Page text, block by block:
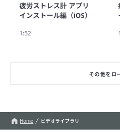
疲労ストレス計 アプリ
インストール編（iOS）
1:52
その他をロ
Home ビデオライブラリ